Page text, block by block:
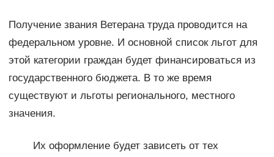
Получение звания Ветерана труда проводится на
федеральном уровне. И основной список льгот для
этой категории граждан будет финансироваться из
государственного бюджета. В то же время
существуют и льготы регионального, местного
значения.
Их оформление будет зависеть от тех